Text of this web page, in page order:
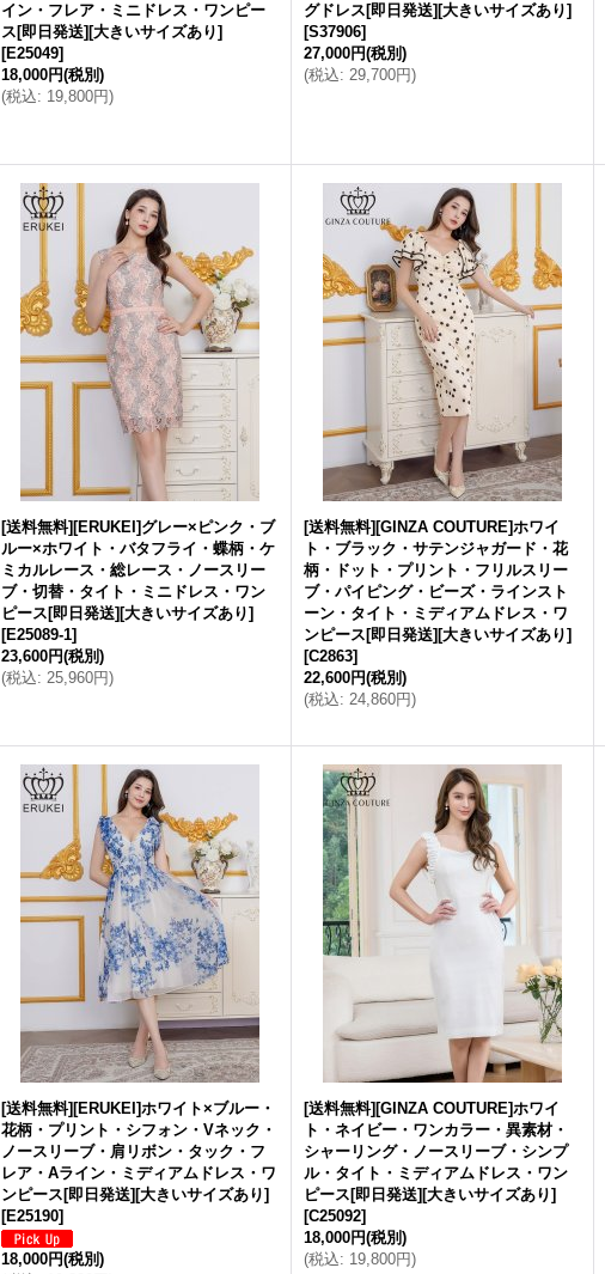
イン・フレア・ミニドレス・ワンピー
ス[即日発送][大きいサイズあり]
[E25049]
18,000円(税別)
(税込: 19,800円)
グドレス[即日発送][大きいサイズあり]
[S37906]
27,000円(税別)
(税込: 29,700円)
[送料無料][ERUKEI]グレー×ピンク・ブ
ルー×ホワイト・バタフライ・蝶柄・ケ
ミカルレース・総レース・ノースリー
ブ・切替・タイト・ミニドレス・ワン
ピース[即日発送][大きいサイズあり]
[E25089-1]
23,600円(税別)
(税込: 25,960円)
[送料無料][GINZA COUTURE]ホワイ
ト・ブラック・サテンジャガード・花
柄・ドット・プリント・フリルスリー
ブ・パイピング・ビーズ・ラインスト
ーン・タイト・ミディアムドレス・ワ
ンピース[即日発送][大きいサイズあり]
[C2863]
22,600円(税別)
(税込: 24,860円)
[送料無料][ERUKEI]ホワイト×ブルー・
花柄・プリント・シフォン・Vネック・
ノースリーブ・肩リボン・タック・フ
レア・Aライン・ミディアムドレス・ワ
ンピース[即日発送][大きいサイズあり]
[E25190]
18,000円(税別)
[送料無料][GINZA COUTURE]ホワイ
ト・ネイビー・ワンカラー・異素材・
シャーリング・ノースリーブ・シンプ
ル・タイト・ミディアムドレス・ワン
ピース[即日発送][大きいサイズあり]
[C25092]
18,000円(税別)
(税込: 19,800円)